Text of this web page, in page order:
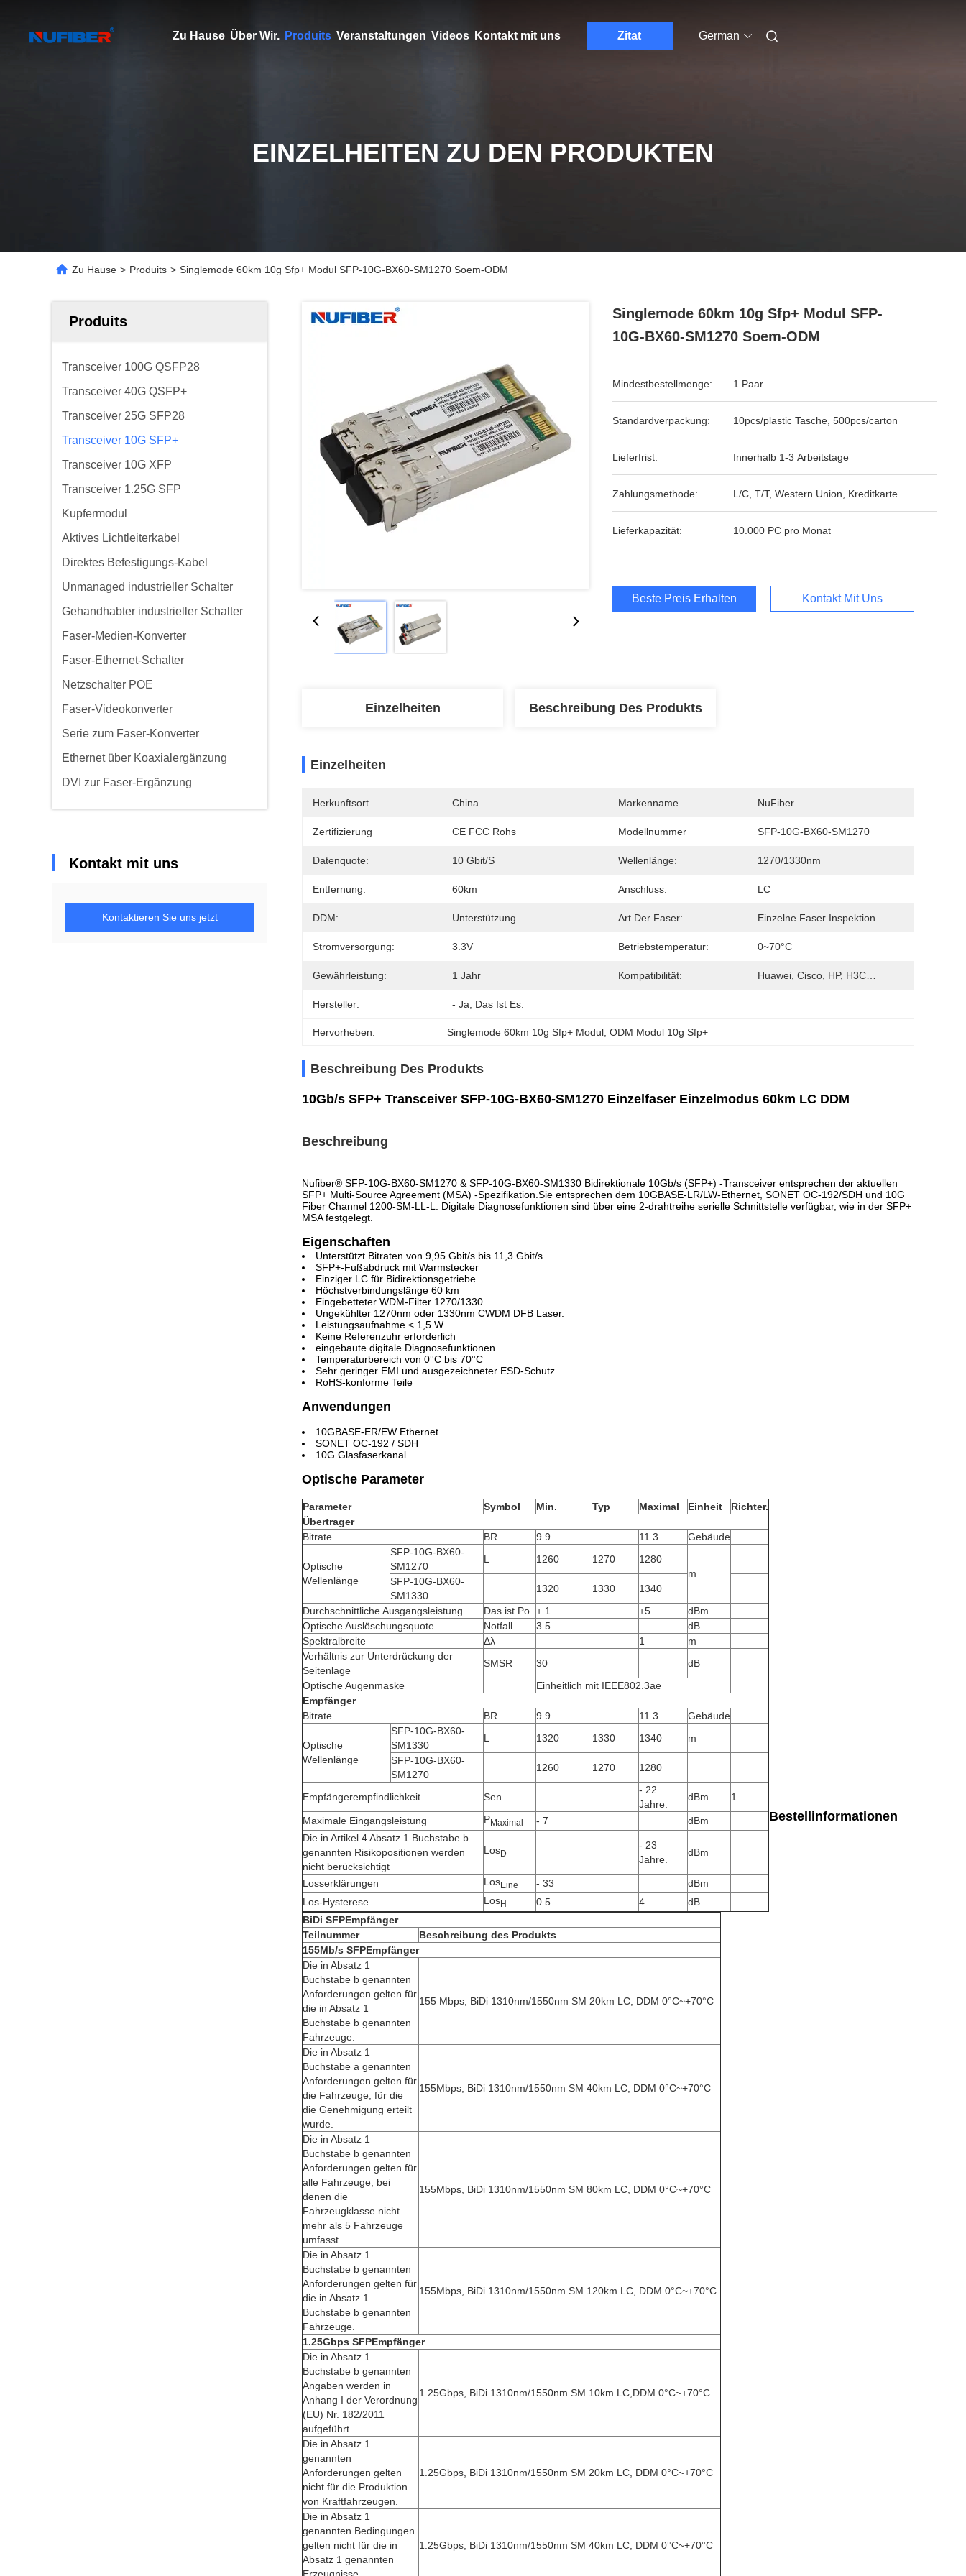
Zu Hause Über Wir. Produits Veranstaltungen Videos Kontakt mit uns Zitat German
EINZELHEITEN ZU DEN PRODUKTEN
Zu Hause > Produits > Singlemode 60km 10g Sfp+ Modul SFP-10G-BX60-SM1270 Soem-ODM
Produits
Transceiver 100G QSFP28
Transceiver 40G QSFP+
Transceiver 25G SFP28
Transceiver 10G SFP+
Transceiver 10G XFP
Transceiver 1.25G SFP
Kupfermodul
Aktives Lichtleiterkabel
Direktes Befestigungs-Kabel
Unmanaged industrieller Schalter
Gehandhabter industrieller Schalter
Faser-Medien-Konverter
Faser-Ethernet-Schalter
Netzschalter POE
Faser-Videokonverter
Serie zum Faser-Konverter
Ethernet über Koaxialergänzung
DVI zur Faser-Ergänzung
Kontakt mit uns
Kontaktieren Sie uns jetzt
Singlemode 60km 10g Sfp+ Modul SFP-
10G-BX60-SM1270 Soem-ODM
Mindestbestellmenge: 1 Paar
Standardverpackung: 10pcs/plastic Tasche, 500pcs/carton
Lieferfrist: Innerhalb 1-3 Arbeitstage
Zahlungsmethode: L/C, T/T, Western Union, Kreditkarte
Lieferkapazität: 10.000 PC pro Monat
Beste Preis Erhalten Kontakt Mit Uns
Einzelheiten Beschreibung Des Produkts
Einzelheiten
Herkunftsort China Markenname NuFiber
Zertifizierung CE FCC Rohs Modellnummer SFP-10G-BX60-SM1270
Datenquote: 10 Gbit/s Wellenlänge: 1270/1330nm
Entfernung: 60km Anschluss: LC
DDM: Unterstützung Art Der Faser: Einzelne Faser Inspektion
Stromversorgung: 3.3V Betriebstemperatur: 0~70°C
Gewährleistung: 1 Jahr Kompatibilität: Huawei, Cisco, HP, H3C…
Hersteller: - Ja, Das Ist Es.
Hervorheben: Singlemode 60km 10g Sfp+ Modul , ODM Modul 10g Sfp+
Beschreibung Des Produkts
10Gb/s SFP+ Transceiver SFP-10G-BX60-SM1270 Einzelfaser Einzelmodus 60km LC DDM
Beschreibung
Nufiber® SFP-10G-BX60-SM1270 & SFP-10G-BX60-SM1330 Bidirektionale 10Gb/s (SFP+) -Transceiver entsprechen der aktuellen
SFP+ Multi-Source Agreement (MSA) -Spezifikation.Sie entsprechen dem 10GBASE-LR/LW-Ethernet, SONET OC-192/SDH und 10G
Fiber Channel 1200-SM-LL-L. Digitale Diagnosefunktionen sind über eine 2-drahtreihe serielle Schnittstelle verfügbar, wie in der SFP+
MSA festgelegt.
Eigenschaften
Unterstützt Bitraten von 9,95 Gbit/s bis 11,3 Gbit/s
SFP+-Fußabdruck mit Warmstecker
Einziger LC für Bidirektionsgetriebe
Höchstverbindungslänge 60 km
Eingebetteter WDM-Filter 1270/1330
Ungekühlter 1270nm oder 1330nm CWDM DFB Laser.
Leistungsaufnahme < 1,5 W
Keine Referenzuhr erforderlich
eingebaute digitale Diagnosefunktionen
Temperaturbereich von 0°C bis 70°C
Sehr geringer EMI und ausgezeichneter ESD-Schutz
RoHS-konforme Teile
Anwendungen
10GBASE-ER/EW Ethernet
SONET OC-192 / SDH
10G Glasfaserkanal
Optische Parameter
Parameter Symbol Min. Typ Maximal Einheit
Richter.
Übertrager
Bitrate
BR 9.9 11.3 Gebäude
Optische
Wellenlänge
SFP-10G-BX60-
SM1270
L 1260 1270
1280
m
SFP-10G-BX60-
SM1330
1320 1330
1340
Durchschnittliche Ausgangsleistung
Das ist Po. + 1 +5
dBm
Optische Auslöschungsquote
Notfall 3.5
dB
Spektralbreite
Δλ 1
m
Verhältnis zur Unterdrückung der
Seitenlage
SMSR 30
dB
Optische Augenmaske
Einheitlich mit IEEE802.3ae
Empfänger
Bitrate
BR 9.9 11.3 Gebäude
Optische
Wellenlänge
SFP-10G-BX60-
SM1330
L 1320 1330 1340
m
SFP-10G-BX60-
SM1270
1260 1270 1280
Empfängerempfindlichkeit Sen
- 22
Jahre.
dBm 1
Maximale Eingangsleistung PMaximal - 7
dBm
Die in Artikel 4 Absatz 1 Buchstabe b
genannten Risikopositionen werden
nicht berücksichtigt
LosD
- 23
Jahre.
dBm
Losserklärungen LosEine - 33
dBm
Los-Hysterese
LosH 0.5 4 dB
Bestellinformationen
BiDi SFPEmpfänger
Teilnummer
Beschreibung des Produkts
155Mb/s SFPEmpfänger
Die in Absatz 1
Buchstabe b genannten
Anforderungen gelten für
die in Absatz 1
Buchstabe b genannten
Fahrzeuge.
155 Mbps, BiDi 1310nm/1550nm SM 20km LC, DDM 0°C~+70°C
Die in Absatz 1
Buchstabe a genannten
Anforderungen gelten für
die Fahrzeuge, für die
die Genehmigung erteilt
wurde.
155Mbps, BiDi 1310nm/1550nm SM 40km LC, DDM 0°C~+70°C
Die in Absatz 1
Buchstabe b genannten
Anforderungen gelten für
alle Fahrzeuge, bei
denen die
Fahrzeugklasse nicht
mehr als 5 Fahrzeuge
umfasst.
155Mbps, BiDi 1310nm/1550nm SM 80km LC, DDM 0°C~+70°C
Die in Absatz 1
Buchstabe b genannten
Anforderungen gelten für
die in Absatz 1
Buchstabe b genannten
Fahrzeuge.
155Mbps, BiDi 1310nm/1550nm SM 120km LC, DDM 0°C~+70°C
1.25Gbps SFPEmpfänger
Die in Absatz 1
Buchstabe b genannten
Angaben werden in
Anhang I der Verordnung
(EU) Nr. 182/2011
aufgeführt.
1.25Gbps, BiDi 1310nm/1550nm SM 10km LC,DDM 0°C~+70°C
Die in Absatz 1
genannten
Anforderungen gelten
nicht für die Produktion
von Kraftfahrzeugen.
1.25Gbps, BiDi 1310nm/1550nm SM 20km LC, DDM 0°C~+70°C
Die in Absatz 1
genannten Bedingungen
gelten nicht für die in
Absatz 1 genannten
1.25Gbps, BiDi 1310nm/1550nm SM 40km LC, DDM 0°C~+70°C